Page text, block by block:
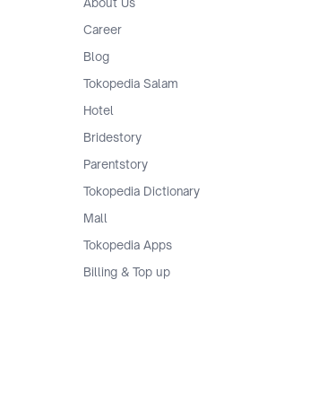
Career
Blog
Tokopedia Salam
Hotel
Bridestory
Parentstory
Tokopedia Dictionary
Mall
Tokopedia Apps
Billing & Top up